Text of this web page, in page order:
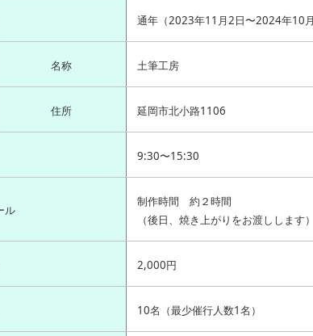
通年（2023年11月2日〜2024年10月
名称 土筆工房
住所 延岡市北小路1106
9:30〜15:30
ル
制作時間 約２時間
（後日、焼き上がりをお渡しします）
2,000円
10名（最少催行人数1名）